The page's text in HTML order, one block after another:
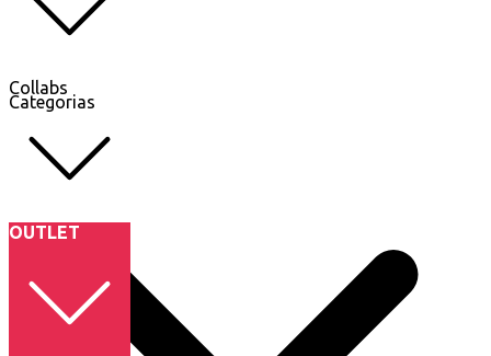
Collabs
OUTLET
Categorias